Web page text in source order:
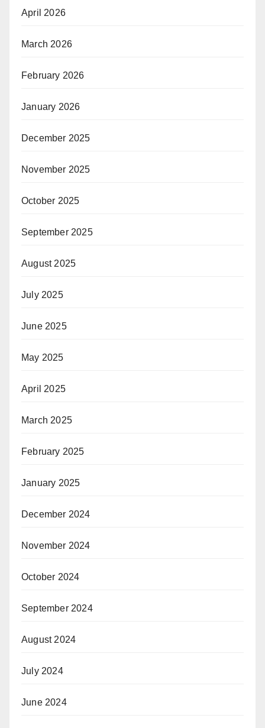
April 2026
March 2026
February 2026
January 2026
December 2025
November 2025
October 2025
September 2025
August 2025
July 2025
June 2025
May 2025
April 2025
March 2025
February 2025
January 2025
December 2024
November 2024
October 2024
September 2024
August 2024
July 2024
June 2024